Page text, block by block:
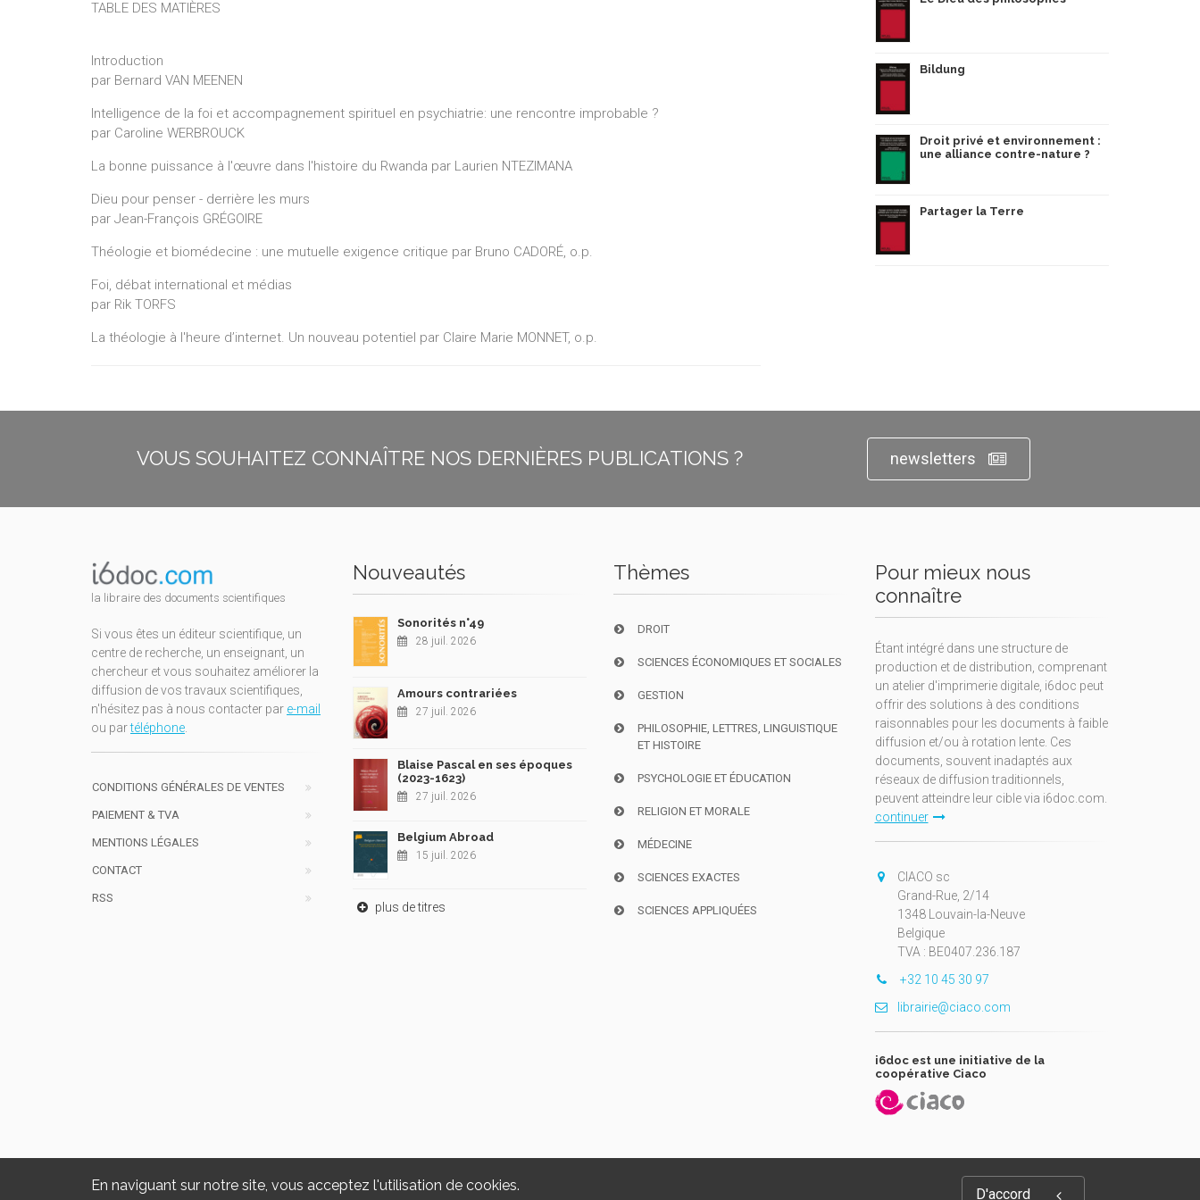
En naviguant sur notre site, vous acceptez l'utilisation de cookies.
D'accord
TABLE DES MATIÈRES
Introduction
par Bernard VAN MEENEN
Intelligence de la foi et accompagnement spirituel en psychiatrie: une rencontre improbable ?
par Caroline WERBROUCK
La bonne puissance à l'œuvre dans l'histoire du Rwanda par Laurien NTEZIMANA
Dieu pour penser - derrière les murs
par Jean-François GRÉGOIRE
Théologie et biomédecine : une mutuelle exigence critique par Bruno CADORÉ, o.p.
Foi, débat international et médias
par Rik TORFS
La théologie à l'heure d’internet. Un nouveau potentiel par Claire Marie MONNET, o.p.
Bildung
Droit privé et environnement :
une alliance contre-nature ?
Partager la Terre
VOUS SOUHAITEZ CONNAÎTRE NOS DERNIÈRES PUBLICATIONS ? newsletters
la libraire des documents scientifiques
Si vous êtes un éditeur scientifique, un
centre de recherche, un enseignant, un
chercheur et vous souhaitez améliorer la
diffusion de vos travaux scientifiques,
n'hésitez pas à nous contacter par e-mail
ou partéléphone
CONDITIONS GÉNÉRALES DE VENTES
PAIEMENT & TVA
MENTIONS LÉGALES
CONTACT
RSS
Nouveautés
Sonorités n°49
28 juil. 2026
Amours contrariées
27 juil. 2026
Blaise Pascal en ses époques
(2023-1623)
27 juil. 2026
Belgium Abroad
15 juil. 2026
plus de titres
Thèmes
DROIT
SCIENCES ÉCONOMIQUES ET SOCIALES
GESTION
PHILOSOPHIE, LETTRES, LINGUISTIQUE
ET HISTOIRE
PSYCHOLOGIE ET ÉDUCATION
RELIGION ET MORALE
MÉDECINE
SCIENCES EXACTES
SCIENCES APPLIQUÉES
Pour mieux nous
connaître
Étant intégré dans une structure de
production et de distribution, comprenant
un atelier d'imprimerie digitale, i6doc peut
offrir des solutions à des conditions
raisonnables pour les documents à faible
diffusion et/ou à rotation lente. Ces
documents, souvent inadaptés aux
réseaux de diffusion traditionnels,
peuvent atteindre leur cible via i6doc.com.
continuer
CIACO sc
Grand-Rue, 2/14
1348 Louvain-la-Neuve
Belgique
TVA : BE0407.236.187
+32 10 45 30 97
librairie@ciaco.com
i6doc est une initiative de la
coopérative Ciaco